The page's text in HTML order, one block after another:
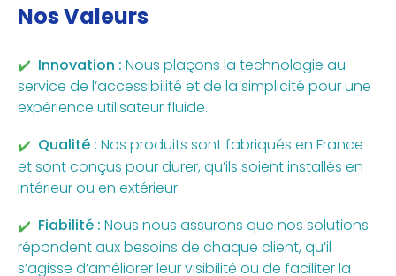
Nos Valeurs
Innovation : Nous plaçons la technologie au
service de l’accessibilité et de la simplicité pour une
expérience utilisateur fluide.
Qualité : Nos produits sont fabriqués en France
et sont conçus pour durer, qu’ils soient installés en
intérieur ou en extérieur.
Fiabilité : Nous nous assurons que nos solutions
répondent aux besoins de chaque client, qu’il
s’agisse d’améliorer leur visibilité ou de faciliter la